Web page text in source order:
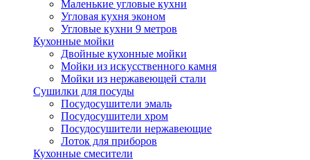
Маленькие угловые кухни
Угловая кухня эконом
Угловые кухни 9 метров
Кухонные мойки
Двойные кухонные мойки
Мойки из искусственного камня
Мойки из нержавеющей стали
Сушилки для посуды
Посудосушители эмаль
Посудосушители хром
Посудосушители нержавеющие
Лоток для приборов
Кухонные смесители